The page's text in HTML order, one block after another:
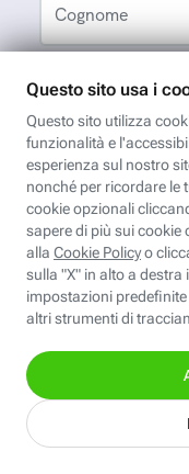
Cognome
Indirizzo email
Un'app unica per